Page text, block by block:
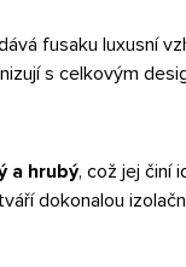
fusaku luxusní
s celkovým
a hrubý, což jej činí
dokonalou